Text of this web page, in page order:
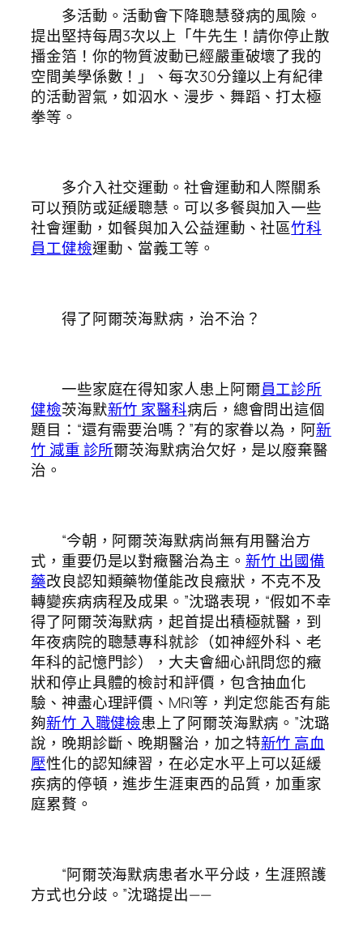
多活動。活動會下降聰慧發病的風險。
提出堅持每周3次以上「牛先生！請你停止散
播金箔！你的物質波動已經嚴重破壞了我的
空間美學係數！」、每次30分鐘以上有紀律
的活動習氣，如泅水、漫步、舞蹈、打太極
拳等。
多介入社交運動。社會運動和人際關系
可以預防或延緩聰慧。可以多餐與加入一些
社會運動，如餐與加入公益運動、社區竹科
員工健檢運動、當義工等。
得了阿爾茨海默病，治不治？
一些家庭在得知家人患上阿爾員工診所
健檢茨海默新竹 家醫科病后，總會問出這個
題目：“還有需要治嗎？”有的家眷以為，阿新
竹 減重 診所爾茨海默病治欠好，是以廢棄醫
治。
“今朝，阿爾茨海默病尚無有用醫治方
式，重要仍是以對癥醫治為主。 新竹 出國備
藥改良認知類藥物僅能改良癥狀，不克不及
轉變疾病病程及成果。”沈璐表現，“假如不幸
得了阿爾茨海默病，起首提出積極就醫，到
年夜病院的聰慧專科就診（如神經外科、老
年科的記憶門診），大夫會細心訊問您的癥
狀和停止具體的檢討和評價，包含抽血化
驗、神盡心理評價、MRI等，判定您能否有能
夠新竹 入職健檢患上了阿爾茨海默病。”沈璐
說，晚期診斷、晚期醫治，加之特新竹 高血
壓性化的認知練習，在必定水平上可以延緩
疾病的停頓，進步生涯東西的品質，加重家
庭累贅。
“阿爾茨海默病患者水平分歧，生涯照護
方式也分歧。”沈璐提出——